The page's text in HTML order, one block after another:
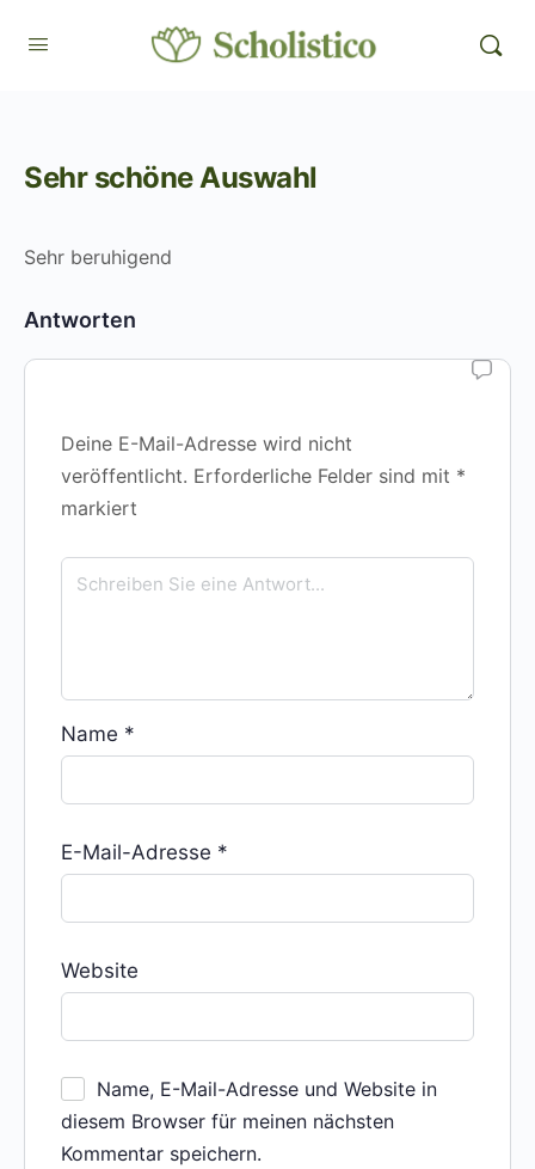
Sehr schöne Auswahl
Sehr beruhigend
Antworten
Deine E-Mail-Adresse wird nicht
veröffentlicht. Erforderliche Felder sind mit *
markiert
Name *
E-Mail-Adresse *
Website
Name, E-Mail-Adresse und Website in
diesem Browser für meinen nächsten
Kommentar speichern.